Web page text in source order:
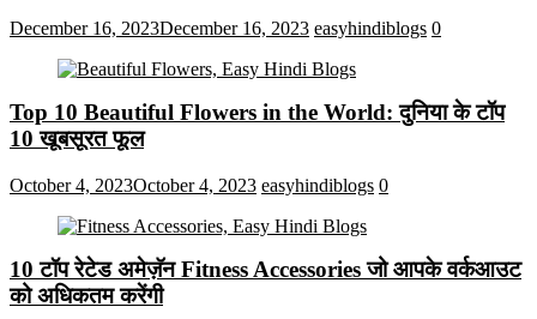
December 16, 2023December 16, 2023 easyhindiblogs 0
Top 10 Beautiful Flowers in the World: दुनिया के टॉप
10 खूबसूरत फूल
October 4, 2023October 4, 2023 easyhindiblogs 0
10 टॉप रेटेड अमेज़ॅन Fitness Accessories जो आपके वर्कआउट
को अधिकतम करेंगी